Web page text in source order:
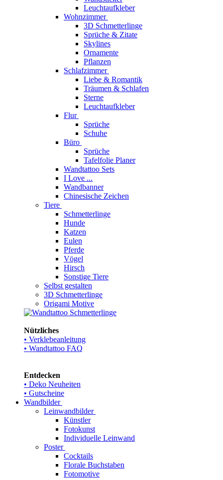
Leuchtaufkleber
Wohnzimmer
3D Schmetterlinge
Sprüche & Zitate
Skylines
Ornamente
Pflanzen
Schlafzimmer
Liebe & Romantik
Träumen & Schlafen
Sterne
Leuchtaufkleber
Flur
Sprüche
Schuhe
Büro
Sprüche
Tafelfolie Planer
Wandtattoo Sets
I Love ...
Wandbanner
Chinesische Zeichen
Tiere
Schmetterlinge
Hunde
Katzen
Eulen
Pferde
Vögel
Hirsch
Sonstige Tiere
Selbst gestalten
3D Schmetterlinge
Origami Motive
Nützliches
• Verklebeanleitung
• Wandtattoo FAQ
Entdecken
• Deko Neuheiten
• Gutscheine
Wandbilder
Leinwandbilder
Künstler
Fotokunst
Individuelle Leinwand
Poster
Cocktails
Florale Buchstaben
Fotomotive